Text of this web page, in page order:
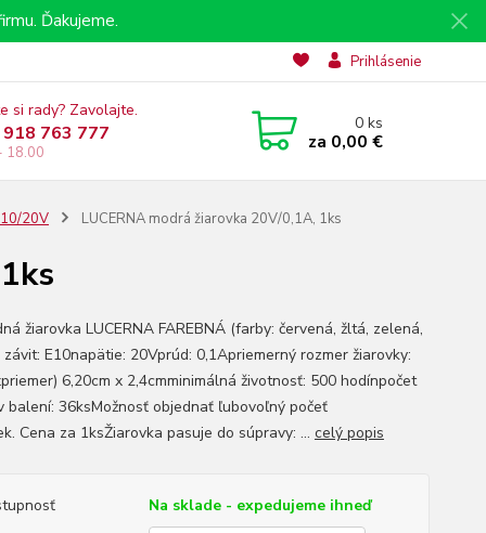
Ďakujeme.
Prihlásenie
si rady? Zavolajte.
763 777
18.00
0ks
za 0,00 €
20V LUCERNA modrá žiarovka 20V/0,1A, 1ks
žiarovka LUCERNA FAREBNÁ (farby: červená, žltá, zelená,
závit: E10napätie: 20Vprúd: 0,1Apriemerný rozmer žiarovky:
6,20cm x 2,4cmminimálná životnosť: 500 hodínpočet
balení: 36ksMožnosť objednať ľubovoľný počeť
Cena za 1ksŽiarovka pasuje do súpravy: ... celý popis
Na sklade - expedujeme ihneď